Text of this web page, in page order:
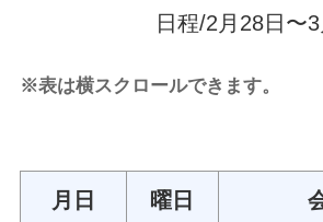
日程/2月28日〜
※表は横スクロールできます。
月日 曜日